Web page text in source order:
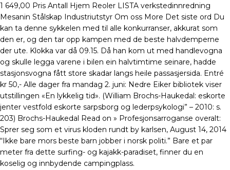
1 649,00 Pris Antall Hjem Reoler LISTA verkstedinnredning
Mesanin Stålskap Industriutstyr Om oss More Det siste ord Du
kan ta denne sykkelen med til alle konkurranser, akkurat som
den er, og den tar opp kampen med de beste halvdemperne
der ute. Klokka var då 09.15. Då han kom ut med handlevogna
og skulle legga varene i bilen ein halvtimtime seinare, hadde
stasjonsvogna fått store skadar langs heile passasjersida. Entré
kr 50,- Alle dager fra mandag 2. juni: Nedre Eiker bibliotek viser
utstillingen «En lykkelig tid». (William Brochs-Haukedal: eskorte
jenter vestfold eskorte sarpsborg og lederpsykologi” – 2010: s.
203) Brochs-Haukedal Read on » Profesjonsarroganse overalt:
Sprer seg som et virus kloden rundt by karlsen, August 14, 2014
“Ikke bare mors beste barn jobber i norsk politi.” Bare et par
meter fra dette surfing- og kajakk-paradiset, finner du en
koselig og innbydende campingplass.